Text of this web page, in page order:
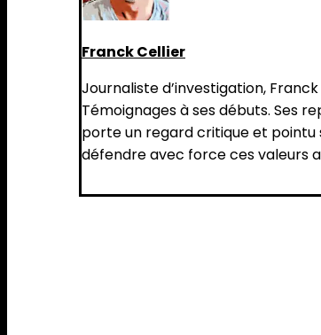
Franck Cellier
Journaliste d’investigation,
Témoignages à ses débuts. Ses
porte un regard critique et pointu
défendre avec force ces valeurs